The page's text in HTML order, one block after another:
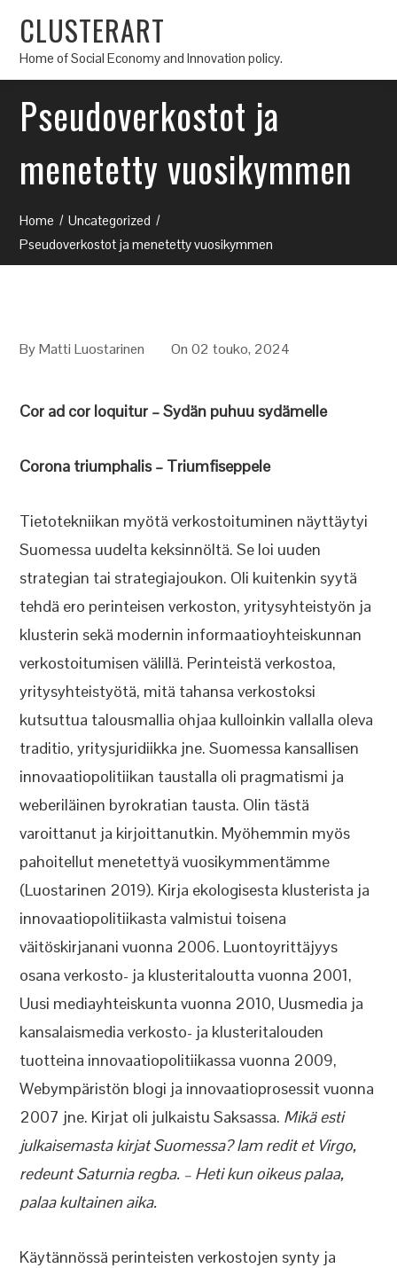
CLUSTERART
Home of Social Economy and Innovation policy.
Pseudoverkostot ja
menetetty vuosikymmen
Home
Uncategorized
Pseudoverkostot ja menetetty vuosikymmen
ByMatti Luostarinen On 02 touko, 2024
Cor ad cor loquitur – Sydän puhuu sydämelle
Corona triumphalis – Triumfiseppele
Tietotekniikan myötä verkostoituminen näyttäytyi
Suomessa uudelta keksinnöltä. Se loi uuden
strategian tai strategiajoukon. Oli kuitenkin syytä
tehdä ero perinteisen verkoston, yritysyhteistyön ja
klusterin sekä modernin informaatioyhteiskunnan
verkostoitumisen välillä. Perinteistä verkostoa,
yritysyhteistyötä, mitä tahansa verkostoksi
kutsuttua talousmallia ohjaa kulloinkin vallalla oleva
traditio, yritysjuridiikka jne. Suomessa kansallisen
innovaatiopolitiikan taustalla oli pragmatismi ja
weberiläinen byrokratian tausta. Olin tästä
varoittanut ja kirjoittanutkin. Myöhemmin myös
pahoitellut menetettyä vuosikymmentämme
(Luostarinen 2019). Kirja ekologisesta klusterista ja
innovaatiopolitiikasta valmistui toisena
väitöskirjanani vuonna 2006. Luontoyrittäjyys
osana verkosto- ja klusteritaloutta vuonna 2001,
Uusi mediayhteiskunta vuonna 2010, Uusmedia ja
kansalaismedia verkosto- ja klusteritalouden
tuotteina innovaatiopolitiikassa vuonna 2009,
Webympäristön blogi ja innovaatioprosessit vuonna
2007 jne. Kirjat oli julkaistu Saksassa. Mikä esti
julkaisemasta kirjat Suomessa? Iam redit et Virgo,
redeunt Saturnia regba. – Heti kun oikeus palaa,
palaa kultainen aika.
Käytännössä perinteisten verkostojen synty ja